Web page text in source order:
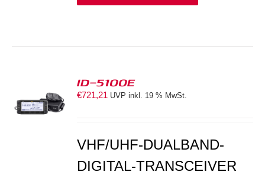
ID-5100E
€721,21 UVP inkl. 19 % MwSt.
VHF/UHF-DUALBAND-
DIGITAL-TRANSCEIVER